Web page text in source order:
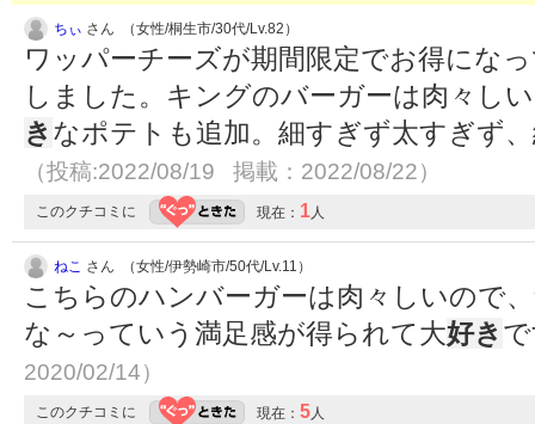
ちぃ さん （女性/桐生市/30代/Lv.82）
ワッパーチーズが期間限定でお得にな
しました。キングのバーガーは肉々し
き なポテトも追加。細すぎず太すぎず
（投稿:2022/08/19 掲載：2022/08/22）
このクチコミに 現在： 1人
ねこ さん （女性/伊勢崎市/50代/Lv.11）
こちらのハンバーガーは肉々しいので
な～っていう満足感が得られて大好き
2020/02/14）
このクチコミに 現在： 5人